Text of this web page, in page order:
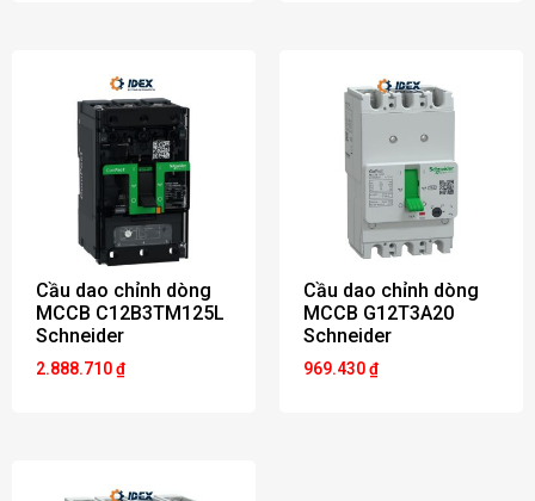
Cầu dao chỉnh dòng
MCCB C12B3TM125L
Schneider
2.888.710₫
Cầu dao chỉnh dòng
MCCB G12T3A20
Schneider
969.430₫